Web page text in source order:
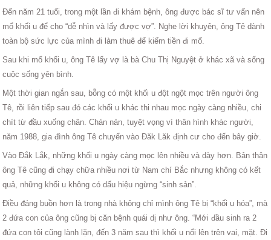
Đến năm 21 tuổi, trong một lần đi khám bệnh, ông được bác sĩ tư vấn nên
mổ khối u để cho “dễ nhìn và lấy được vợ”. Nghe lời khuyên, ông Tê dành
toàn bộ sức lực của mình đi làm thuê để kiếm tiền đi mổ.
Sau khi mổ khối u, ông Tê lấy vợ là bà Chu Thị Nguyệt ở khác xã và sống
cuộc sống yên bình.
Một thời gian ngắn sau, bỗng có một khối u đột ngột mọc trên người ông
Tê, rồi liên tiếp sau đó các khối u khác thi nhau mọc ngày càng nhiều, chi
chít từ đầu xuống chân. Chán nản, tuyệt vọng vì thân hình khác người,
năm 1988, gia đình ông Tê chuyển vào Đăk Lăk định cư cho đến bây giờ.
Vào Đắk Lắk, những khối u ngày càng mọc lên nhiều và dày hơn. Bản thân
ông Tê cũng đi chạy chữa nhiều nơi từ Nam chí Bắc nhưng không có kết
quả, những khối u không có dấu hiệu ngừng “sinh sản”.
Điều đáng buồn hơn là trong nhà không chỉ mình ông Tê bị “khối u hóa”, mà
2 đứa con của ông cũng bị căn bệnh quái dị như ông. “Mới đầu sinh ra 2
đứa con tôi cũng lành lặn, đến 3 năm sau thì khối u nổi lên trên vai, mặt. Đi